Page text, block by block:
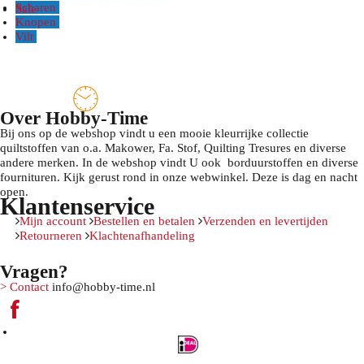
Sale
Scharen
Knopen
Vilt
Over Hobby-Time
Bij ons op de webshop vindt u een mooie kleurrijke collectie
quiltstoffen van o.a. Makower, Fa. Stof, Quilting Tresures en diverse
andere merken. In de webshop vindt U ook borduurstoffen en diverse
fournituren. Kijk gerust rond in onze webwinkel. Deze is dag en nacht
open.
Klantenservice
Mijn account Bestellen en betalen
Verzenden en levertijden
Retourneren
Klachtenafhandeling
Vragen?
> Contact info@hobby-time.nl